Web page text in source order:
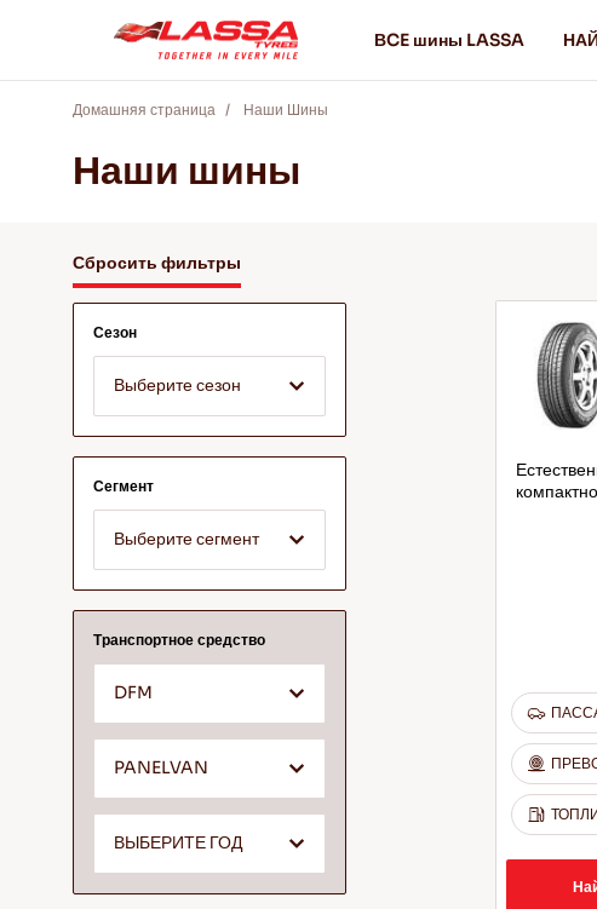
ВCE шины LASSA
Домашняя страница Наши Шины
Наши шины
Сбросить фильтры
Сезон
Выберите сезон
Сегмент
Выберите сегмент
Транспортное средство
DFM
PANELVAN
ВЫБЕРИТЕ ГОД